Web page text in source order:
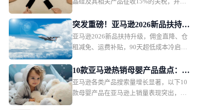
2026年12月正式生效。
突发重磅！亚马逊2026新品扶持计
划出炉，物流、仓储、佣金三重补
贴
亚马逊2026新品扶持升级，佣金直降、仓
租减免、运费补贴，90天超低成本冷启
10款亚马逊热销母婴产品盘点：婴
儿护理产品月销过万
亚马逊各类产品搜索量增长显著，以下10
款母婴产品在亚马逊上销量表现突出，深